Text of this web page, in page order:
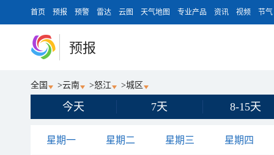
首页 预报 预警 雷达 云图 天气地图 专业产品 资讯 视频 节气
预报
全国 >云南 >怒江 >城区
今天 7天 8-15天
星期一 星期二 星期三 星期四